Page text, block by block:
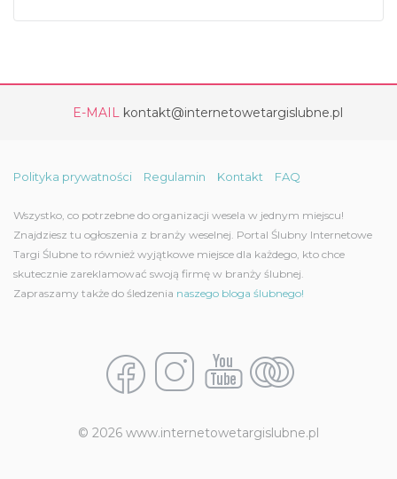
E-MAIL kontakt@internetowetargislubne.pl
Polityka prywatności Regulamin Kontakt FAQ
Wszystko, co potrzebne do organizacji wesela w jednym miejscu!
Znajdziesz tu ogłoszenia z branży weselnej. Portal Ślubny Internetowe
Targi Ślubne to również wyjątkowe miejsce dla każdego, kto chce
skutecznie zareklamować swoją firmę w branży ślubnej.
Zapraszamy także do śledzenia naszego bloga ślubnego!
© 2026 www.internetowetargislubne.pl